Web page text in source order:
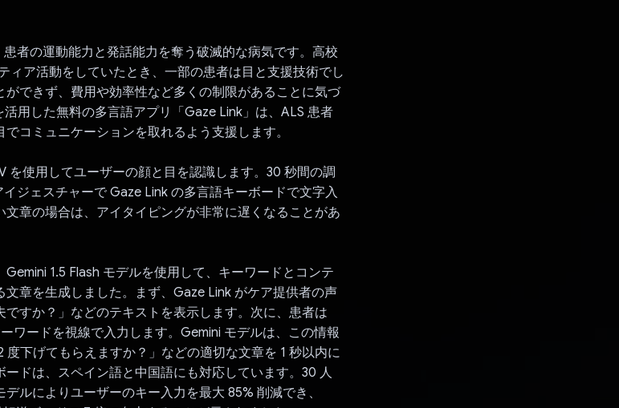
者の運動能力と発話能力を奪う破滅的な病気です。高校
ィア活動をしていたとき、一部の患者は目と支援技術でし
できず、費用や効率性など多くの制限があることに気づ
用した無料の多言語アプリ「Gaze Link」は、ALS 患者
コミュニケーションを取れるよう支援します。
を使用してユーザーの顔と目を認識します。30 秒間の調
ジェスチャーで Gaze Link の多言語キーボードで文字入
章の場合は、アイタイピングが非常に遅くなることがあ
1.5 Flash モデルを使用して、キーワードとコンテ
章を生成しました。まず、Gaze Link がケア提供者の声
すか？」などのテキストを表示します。次に、患者は
ワードを視線で入力します。Gemini モデルは、この情報
度下げてもらえますか？」などの適切な文章を 1 秒以内に
ドは、スペイン語と中国語にも対応しています。30 人
ルによりユーザーのキー入力を最大 85% 削減でき、